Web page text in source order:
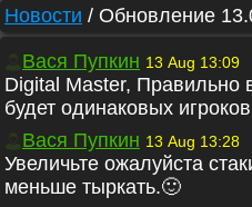
Новости / Обновление
Вася Пупкин 13 Aug 13:09
Digital Master, Правильно
будет одинаковых
Вася Пупкин 13 Aug 13:28
Увеличьте ожалуйста
меньше тыркать.🙂